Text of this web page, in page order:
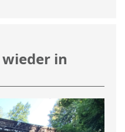
wieder in